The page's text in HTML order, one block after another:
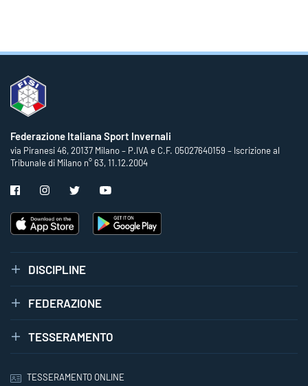
Federazione Italiana Sport Invernali
via Piranesi 46, 20137 Milano – P.IVA e C.F. 05027640159 – Iscrizione al
Tribunale di Milano n° 63, 11.12.2004
DISCIPLINE
FEDERAZIONE
TESSERAMENTO
TESSERAMENTO ONLINE